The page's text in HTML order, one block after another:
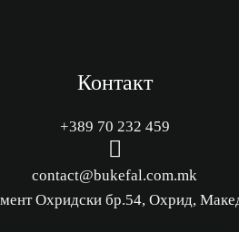
Контакт
+389 70 232 459
e
n
contact@bukefal.com.mk
Охридски бр.54, Охрид,